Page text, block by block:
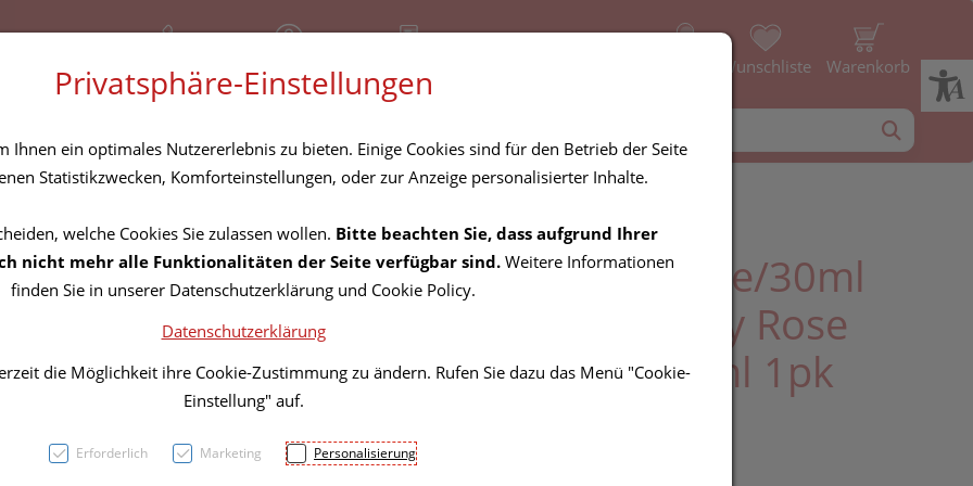
+43 (01) 3683167 Geschlossen Wunschliste Warenkorb
Nuxe Creme/fraiche/30ml
Plump Cream +very Rose
Micellar Water 50ml 1pk
PZN: 5806765
Privatsphäre-Einstellungen
Ihnen ein optimales Nutzererlebnis zu bieten. Einige Cookies sind für den Betrieb der Seite
Statistikzwecken, Komforteinstellungen, oder zur Anzeige personalisierter Inhalte.
welche Cookies Sie zulassen wollen. Bitte beachten Sie, dass aufgrund Ihrer
nicht mehr alle Funktionalitäten der Seite verfügbar sind. Weitere Informationen
finden Sie in unserer Datenschutzerklärung und Cookie Policy.
Datenschutzerklärung
die Möglichkeit ihre Cookie-Zustimmung zu ändern. Rufen Sie dazu das Menü "Cookie-
Einstellung" auf.
Erforderlich Marketing Personalisierung